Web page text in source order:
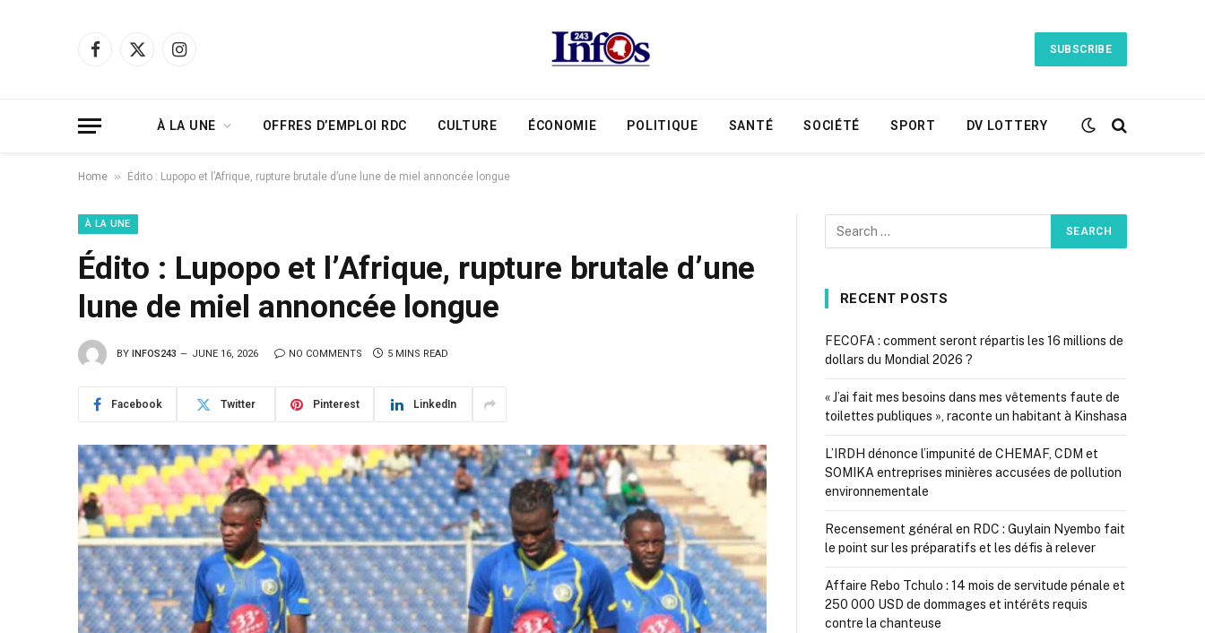
Facebook
X
Instagram
SUBSCRIBE
À LA UNE OFFRES D’EMPLOI RDC CULTURE ÉCONOMIE POLITIQUE SANTÉ SOCIÉTÉ SPORT DV LOTTERY
Home » Édito : Lupopo et l’Afrique, rupture brutale d’une lune de miel annoncée longue
À LA UNE
Édito : Lupopo et l’Afrique, rupture brutale d’une
lune de miel annoncée longue
BY INFOS243 JUNE 16, 2026 NO COMMENTS 5 MINS READ
Facebook Twitter Pinterest LinkedIn
RECENT POSTS
FECOFA : comment seront répartis les 16 millions de
dollars du Mondial 2026 ?
« J’ai fait mes besoins dans mes vêtements faute de
toilettes publiques », raconte un habitant à Kinshasa
L’IRDH dénonce l’impunité de CHEMAF, CDM et
SOMIKA entreprises minières accusées de pollution
environnementale
Recensement général en RDC : Guylain Nyembo fait
le point sur les préparatifs et les défis à relever
Affaire Rebo Tchulo : 14 mois de servitude pénale et
250 000 USD de dommages et intérêts requis
contre la chanteuse